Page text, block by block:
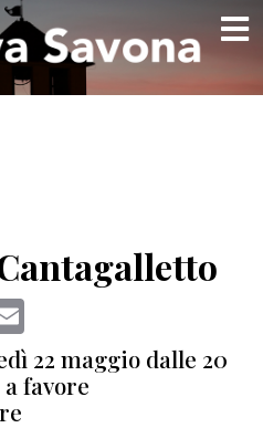
Email
22 maggio dalle 20
favore